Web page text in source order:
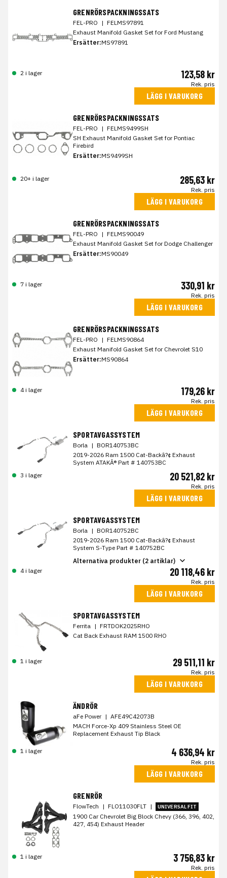
GRENRÖRSPACKNINGSSATS
FEL-PRO | FELMS97891
Exhaust Manifold Gasket Set for Ford Mustang
Ersätter:MS97891
2 i lager 123,58 kr
Rek. pris
LÄGG I VARUKORG
GRENRÖRSPACKNINGSSATS
FEL-PRO | FELMS9499SH
SH Exhaust Manifold Gasket Set for Pontiac
Firebird
Ersätter:MS9499SH
20+ i lager 285,63 kr
Rek. pris
LÄGG I VARUKORG
GRENRÖRSPACKNINGSSATS
FEL-PRO | FELMS90049
Exhaust Manifold Gasket Set for Dodge Challenger
Ersätter:MS90049
7 i lager 330,91 kr
Rek. pris
LÄGG I VARUKORG
GRENRÖRSPACKNINGSSATS
FEL-PRO | FELMS90864
Exhaust Manifold Gasket Set for Chevrolet S10
Ersätter:MS90864
4 i lager 179,26 kr
Rek. pris
LÄGG I VARUKORG
SPORTAVGASSYSTEM
Borla | BOR140753BC
2019-2026 Ram 1500 Cat-Backâ?¢ Exhaust
System ATAKÂ® Part # 140753BC
3 i lager
20 521,82 kr
Rek. pris
LÄGG I VARUKORG
SPORTAVGASSYSTEM
Borla | BOR140752BC
2019-2026 Ram 1500 Cat-Backâ?¢ Exhaust
System S-Type Part # 140752BC
Alternativa produkter (2 artiklar)
4 i lager
20 118,46 kr
Rek. pris
LÄGG I VARUKORG
SPORTAVGASSYSTEM
Ferrita | FRTDOK2025RHO
Cat Back Exhaust RAM 1500 RHO
1 i lager 29 511,11 kr
Rek. pris
LÄGG I VARUKORG
ÄNDRÖR
aFe Power | AFE49C42073B
MACH Force-Xp 409 Stainless Steel OE
Replacement Exhaust Tip Black
1 i lager 4 636,94 kr
Rek. pris
LÄGG I VARUKORG
GRENRÖR
FlowTech | FLO11030FLT | UNIVERSAL FIT
1900 Car Chevrolet Big Block Chevy (366, 396, 402,
427, 454) Exhaust Header
1 i lager 3 756,83 kr
Rek. pris